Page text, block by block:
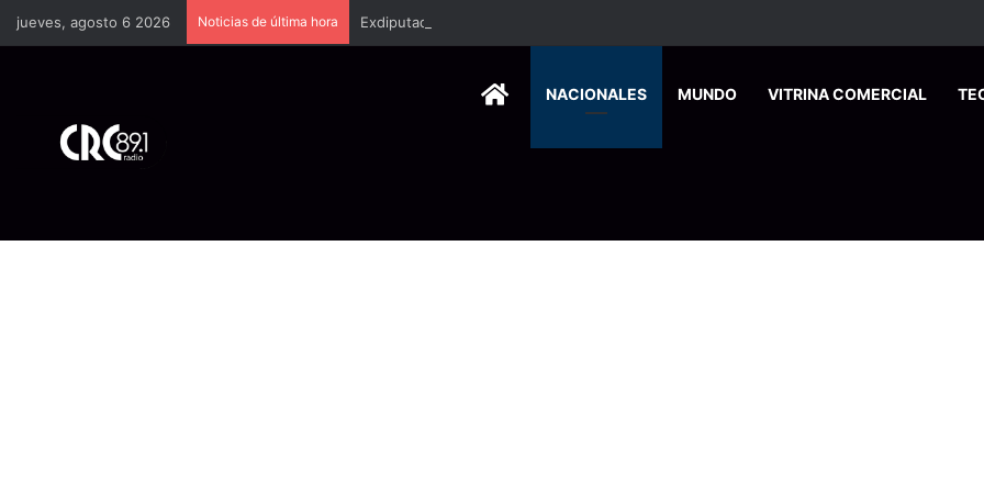
jueves, agosto 6 2026 Noticias de última hora
HOMENACIONALES MUNDO VITRINA COMERCIAL